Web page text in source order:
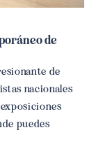
de
de
nacionales
puedes